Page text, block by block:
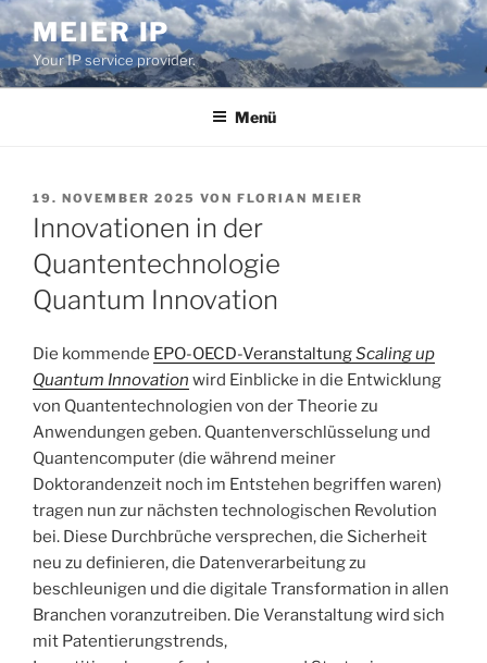
Zum
Inhalt
springen
MEIER IP
Your IP service provider.
Menü
VERÖFFENTLICHT
AM
19. NOVEMBER 2025 VON FLORIAN MEIER
Innovationen in der
Quantentechnologie
Quantum Innovation
Die kommende EPO-OECD-VeranstaltungScaling up
Quantum Innovation wird Einblicke in die Entwicklung
von Quantentechnologien von der Theorie zu
Anwendungen geben. Quantenverschlüsselung und
Quantencomputer (die während meiner
Doktorandenzeit noch im Entstehen begriffen waren)
tragen nun zur nächsten technologischen Revolution
bei. Diese Durchbrüche versprechen, die Sicherheit
neu zu definieren, die Datenverarbeitung zu
beschleunigen und die digitale Transformation in allen
Branchen voranzutreiben. Die Veranstaltung wird sich
mit Patentierungstrends,